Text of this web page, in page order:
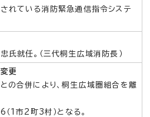
れている消防緊急通信指令システ
氏就任。（三代桐生広域消防長）
更
の合併により、桐生広域圏組合を離
1市2町3村）となる。